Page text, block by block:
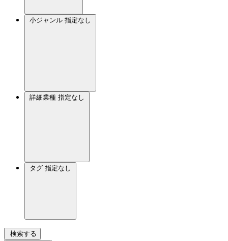
小ジャンル 指定なし
詳細業種 指定なし
タグ 指定なし
検索する